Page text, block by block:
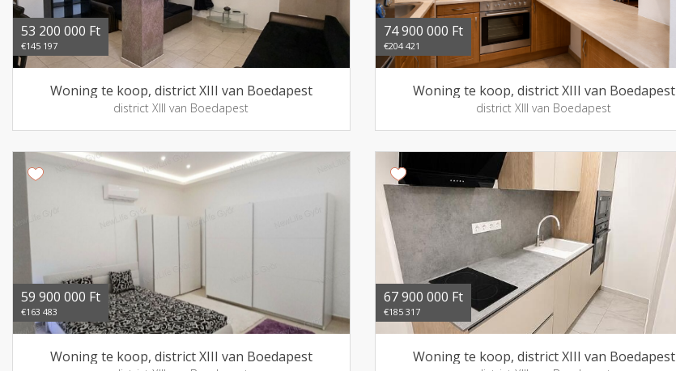
53 200 000 Ft
€145 197
Woning te koop, district XIII van Boedapest
district XIII van Boedapest
74 900 000 Ft
€204 421
Woning te koop, district XIII van Boedapest
district XIII van Boedapest
59 900 000 Ft
€163 483
Woning te koop, district XIII van Boedapest
67 900 000 Ft
€185 317
Woning te koop, district XIII van Boedapest